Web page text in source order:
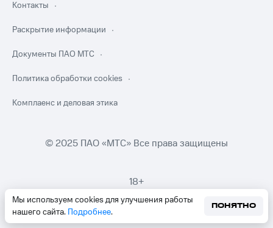
Мы используем cookies для улучшения работы
нашего сайта. Подробнее.
ПОНЯТНО
Контакты
Раскрытие информации
Документы ПАО МТС
Политика обработки cookies
Комплаенс и деловая этика
© 2025 ПАО «МТС» Все права защищены
18+